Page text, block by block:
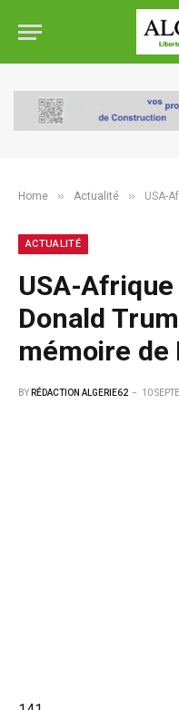
Home » Actualité » USA-
ACTUALITÉ
USA-
Donald
mémoire de
BY RÉDACTION ALGERIE62 10